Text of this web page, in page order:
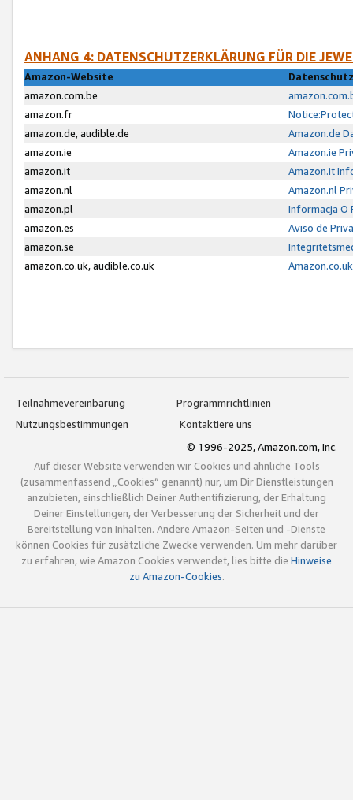
ANHANG 4: DATENSCHUTZERKLÄRUNG FÜR DIE
Amazon-Website
amazon.com.be
amazon.fr
amazon.de, audible.de
Amazon.de
amazon.ie
Amazon.ie
amazon.it
Amazon.it
amazon.nl
Amazon.nl
amazon.pl
Informacja O
amazon.es
Aviso de
amazon.se
amazon.co.uk, audible.co.uk
Teilnahmevereinbarung
Programmrichtlinien
Nutzungsbestimmungen
Kontaktiere uns
© 1996-2025, Amazon.com, Inc.
Auf dieser Website verwenden wir Cookies und ähnliche Tools
(zusammenfassend „Cookies“ genannt) nur, um Dir Dienstleistungen
anzubieten, einschließlich Deiner Authentifizierung, der Erhaltung
Deiner Einstellungen, der Verbesserung der Sicherheit und der
Bereitstellung von Inhalten. Andere Amazon-Seiten und -Dienste
können Cookies für zusätzliche Zwecke verwenden. Um mehr darüber
zu erfahren, wie Amazon Cookies verwendet, lies bitte die Hinweise
zu Amazon-Cookies.